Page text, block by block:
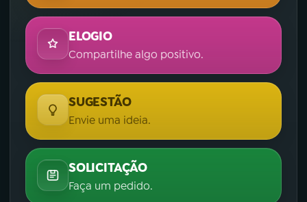
ELOGIO
Compartilhe algo positivo.
SUGESTÃO
Envie uma ideia.
SOLICITAÇÃO
Faça um pedido.